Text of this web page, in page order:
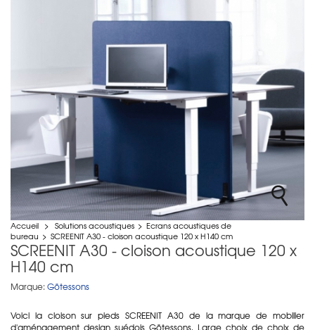
Accueil > Solutions acoustiques > Ecrans acoustiques de
bureau > SCREENIT A30 - cloison acoustique 120 x H140 cm
SCREENIT A30 - cloison acoustique 120 x
H140 cm
Marque: Götessons
Voici la cloison sur pieds SCREENIT A30 de la marque de mobilier
d'aménagement design suédois Götessons. Large choix de choix de